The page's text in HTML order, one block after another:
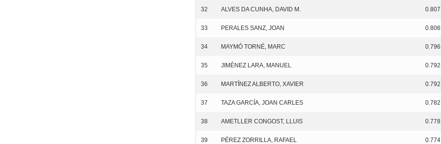
32 ALVES DA CUNHA, DAVID M. 0.807
33 PERALES SANZ, JOAN 0.806
34 MAYMÓ TORNÉ, MARC 0.796
35 JIMÉNEZ LARA, MANUEL 0.792
36 MARTÍNEZ ALBERTO, XAVIER 0.792
37 TAZA GARCÍA, JOAN CARLES 0.782
38 AMETLLER CONGOST, LLUIS 0.778
39 PÉREZ ZORRILLA, RAFAEL 0.774